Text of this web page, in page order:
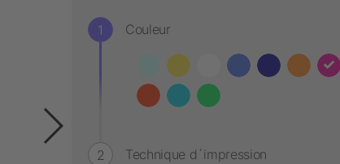
Couleur
Technique d´impression